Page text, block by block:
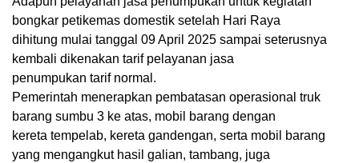
bongkar petikemas domestik setelah Hari Raya
dihitung mulai tanggal 09 April 2025 sampai seterusnya
kembali dikenakan tarif pelayanan jasa
penumpukan tarif normal.
Pemerintah menerapkan pembatasan operasional truk
barang sumbu 3 ke atas, mobil barang dengan
kereta tempelab, kereta gandengan, serta mobil barang
yang mengangkut hasil galian, tambang, juga